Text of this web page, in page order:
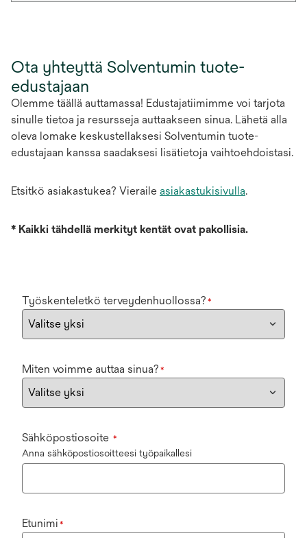
Ota yhteyttä Solventumin tuote-
edustajaan
Olemme täällä auttamassa! Edustajatiimimme voi tarjota
sinulle tietoa ja resursseja auttaakseen sinua. Lähetä alla
oleva lomake keskustellaksesi Solventumin tuote-
edustajaan kanssa saadaksesi lisätietoja vaihtoehdoistasi.
Etsitkö asiakastukea? Vieraile asiakastukisivulla.
* Kaikki tähdellä merkityt kentät ovat pakollisia.
Työskenteletkö terveydenhuollossa? *
Miten voimme auttaa sinua? *
Sähköpostiosoite *
Anna sähköpostiosoitteesi työpaikallesi
Etunimi *